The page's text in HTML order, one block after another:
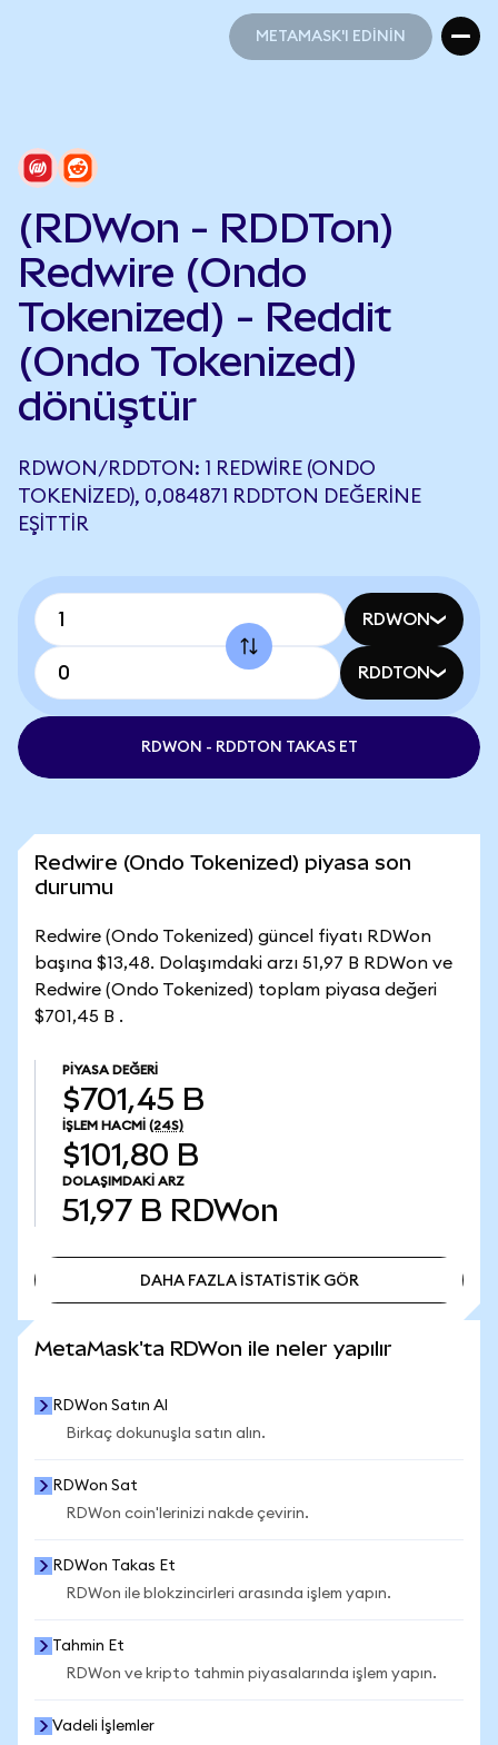
METAMASK'I EDİNİN
(RDWon - RDDTon)
Redwire (Ondo
Tokenized) - Reddit
(Ondo Tokenized)
dönüştür
RDWON/RDDTON: 1 REDWIRE (ONDO
TOKENIZED), 0,084871 RDDTON DEĞERINE
EŞITTIR
RDWON
RDDTON
RDWON - RDDTON TAKAS ET
Redwire (Ondo Tokenized) piyasa son
durumu
Redwire (Ondo Tokenized) güncel fiyatı RDWon
başına $13,48. Dolaşımdaki arzı 51,97 B RDWon ve
Redwire (Ondo Tokenized) toplam piyasa değeri
$701,45 B .
PIYASA DEĞERI
$701,45 B
İŞLEM HACMI (24S)
$101,80 B
DOLAŞIMDAKI ARZ
51,97 B RDWon
DAHA FAZLA İSTATİSTİK GÖR
MetaMask'ta RDWon ile neler yapılır
RDWon Satın Al
Birkaç dokunuşla satın alın.
RDWon Sat
RDWon coin'lerinizi nakde çevirin.
RDWon Takas Et
RDWon ile blokzincirleri arasında işlem yapın.
Tahmin Et
RDWon ve kripto tahmin piyasalarında işlem yapın.
Vadeli İşlemler